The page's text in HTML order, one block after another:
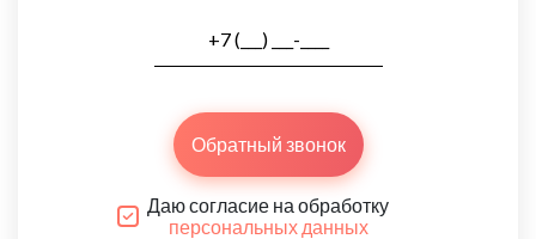
Обратный звонок
Даю согласие на обработку
персональных данных